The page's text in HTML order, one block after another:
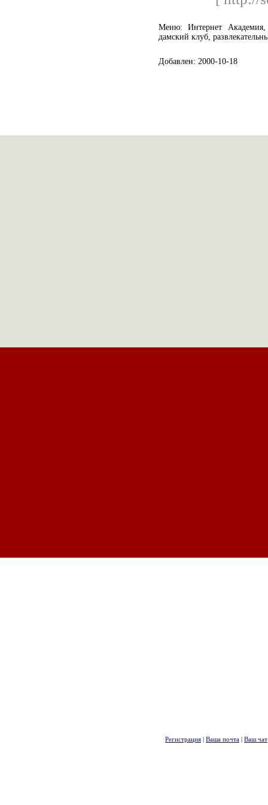
Меню: Интернет
дамский клуб,
Добавлен: 2000-10-18
Регистрация | Ваша почта | Ваш чат